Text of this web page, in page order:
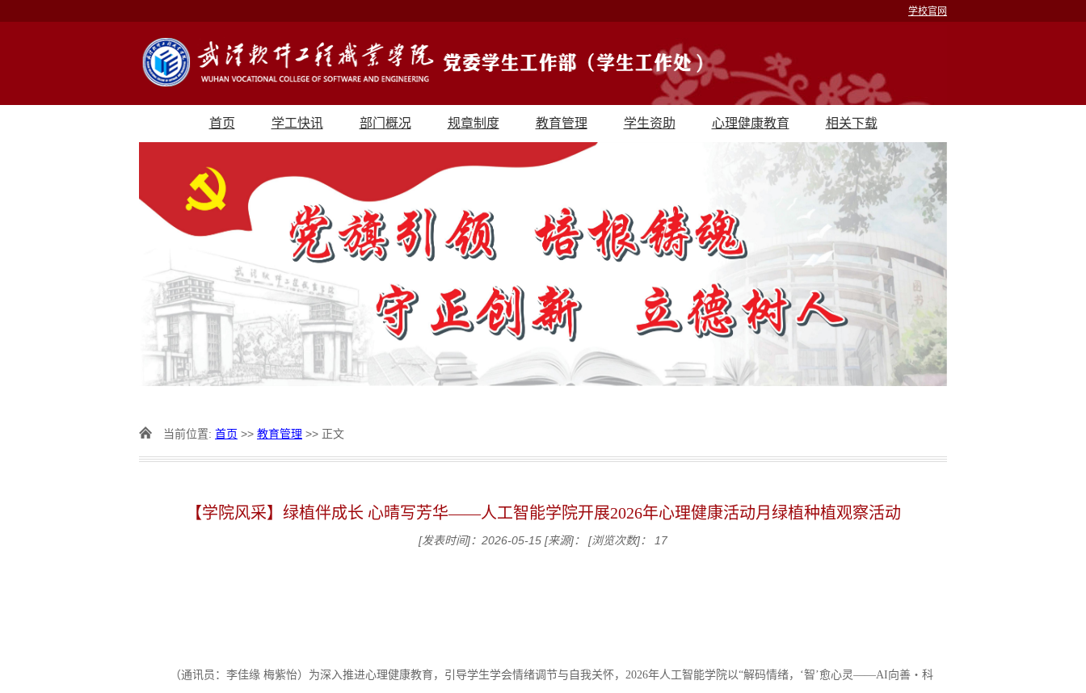
学校官网
首页 学工快讯 部门概况 规章制度 教育管理 学生资助 心理健康教育 相关下载
当前位置: 首页 >> 教育管理 >> 正文
【学院风采】绿植伴成长 心晴写芳华——人工智能学院开展2026年心理健康活动月绿植种植观察活动
[发表时间]：2026-05-15 [来源]： [浏览次数]： 17
（通讯员：李佳缘 梅紫怡）为深入推进心理健康教育，引导学生学会情绪调节与自我关怀，2026年人工智能学院以“解码情绪，‘智’愈心灵——AI向善・科